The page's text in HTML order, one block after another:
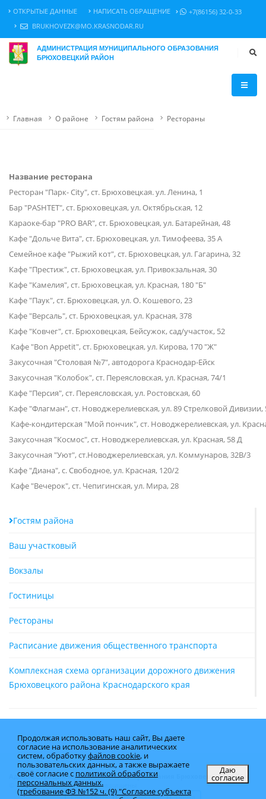
ОТКРЫТЫЕ ДАННЫЕ НАПИСАТЬ ОБРАЩЕНИЕ
+7(86156) 32-0-33
BRUKHOVEZK@MO.KRASNODAR.RU
АДМИНИСТРАЦИЯ МУНИЦИПАЛЬНОГО ОБРАЗОВАНИЯ
БРЮХОВЕЦКИЙ РАЙОН
Главная О районе Гостям района Рестораны
Гостям района
Ваш участковый
Вокзалы
Гостиницы
Рестораны
Расписание движения общественного транспорта
Комплексная схема организации дорожного движения
Брюховецкого района Краснодарского края
Название ресторана
Ресторан "Парк- City", ст. Брюховецкая. ул. Ленина, 1
Бар "PASHTET", ст. Брюховецкая, ул. Октябрьская, 12
Караоке-бар "PRO BAR", ст. Брюховецкая, ул. Батарейная, 48
Кафе "Дольче Вита", ст. Брюховецкая, ул. Тимофеева, 35 А
Семейное кафе "Рыжий кот", ст. Брюховецкая, ул. Гагарина, 32
Кафе "Престиж", ст. Брюховецкая, ул. Привокзальная, 30
Кафе "Камелия", ст. Брюховецкая, ул. Красная, 180 "Б"
Кафе "Паук", ст. Брюховецкая, ул. О. Кошевого, 23
Кафе "Версаль", ст. Брюховецкая, ул. Красная, 378
Кафе "Ковчег", ст. Брюховецкая, Бейсужок, сад/участок, 52
Кафе "Bon Appetit", ст. Брюховецкая, ул. Кирова, 170 "Ж"
Закусочная "Столовая №7", автодорога Краснодар-Ейск
Закусочная "Колобок", ст. Переясловская, ул. Красная, 74/1
Кафе "Персия", ст. Переясловская, ул. Ростовская, 60
Кафе "Флагман", ст. Новоджерелиевская, ул. 89 Стрелковой Дивизии,
Кафе-кондитерская "Мой пончик", ст. Новоджерелиевская, ул.
Закусочная "Космос", ст. Новоджерелиевская, ул. Красная, 58 Д
Закусочная "Уют", ст.Новоджерелиевская, ул. Коммунаров, 32В/3
Кафе "Диана", с. Свободное, ул. Красная, 120/2
Кафе "Вечерок", ст. Чепигинская, ул. Мира, 28
Администрация муниципального образования Брюховецкий район
© Copyright 2025 - Все права защищены
Карта сайта Вход на сайт Почта
Продолжая использовать наш сайт, Вы даете
согласие на использование аналитических
систем, обработкуфайлов cookie, и
пользовательских данных, а также выражаете
своё согласие с политикой обработки
персональных данных.
(требование ФЗ №152 ч. (9) "Согласие субъекта
Даю
согласие